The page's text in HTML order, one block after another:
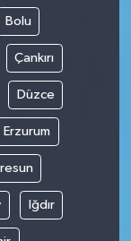
Bolu
Çankırı
Düzce
Erzurum
Iğdır